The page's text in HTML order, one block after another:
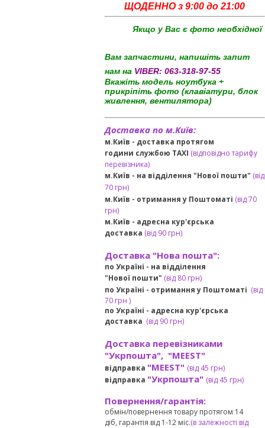
ЩОДЕННО з 9:00 до 21:00
Якщо у Вас є фото необхідної
Вам запчастини, напишіть запит
нам на VIBER: 063-318-97-55
Вкажіть модель ноутбука +
прикріпіть фото (клавіатури, блок
живлення, вентилятора)
Доставка по м.Київ:
м.Київ - доставка протягом
години службою TAXI (відповідно тарифу
перевізника)
м.Київ - на відділення "Нової пошти" (від
70 грн)
м.Київ - отримання у Поштоматі (від 70
грн)
м.Київ - адресна кур'єрська
доставка (від90 грн)
Доставка "Нова пошта":
по Україні - на відділення
"Нової пошти" (від 80 грн)
по Україні - отримання у Поштоматі (від
70 грн )
по Україні - адресна кур'єрська
доставка (від90 грн)
Доставка перевізниками
"Укрпошта", "MEEST"
відправка "MEEST" (від 45 грн)
відправка "Укрпошта" (від 45 грн)
Повернення/гарантія:
обмін/повернення товару протягом 14
діб, гарантія від 1-12 міс.(в залежності від